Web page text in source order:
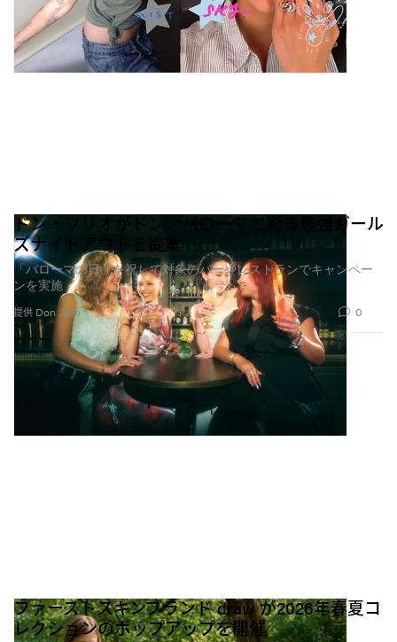
ドン・フリオがドン・パローマで彩る最強ガール
ズナイトアウトを提案
「パローマの日」を祝して対象のバーやレストランでキャンペー
ンを実施
提供 Don Julio 0
ファーストスキンブランド draw が2026年春夏コ
レクションのポップアップを開催